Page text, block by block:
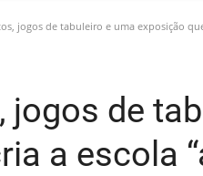
jogos de tabuleiro e uma exposição
jogos de
a escola